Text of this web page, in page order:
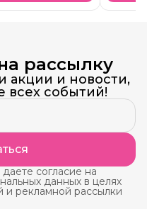
рассылку
акции и новости,
всех событий!
согласие на
данных в целях
рекламной рассылки